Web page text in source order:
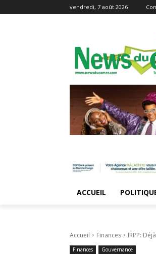
vendredi, 7 août 2026
ACCUEIL
Accueil Finances IRPP:
Finances Gouvernance